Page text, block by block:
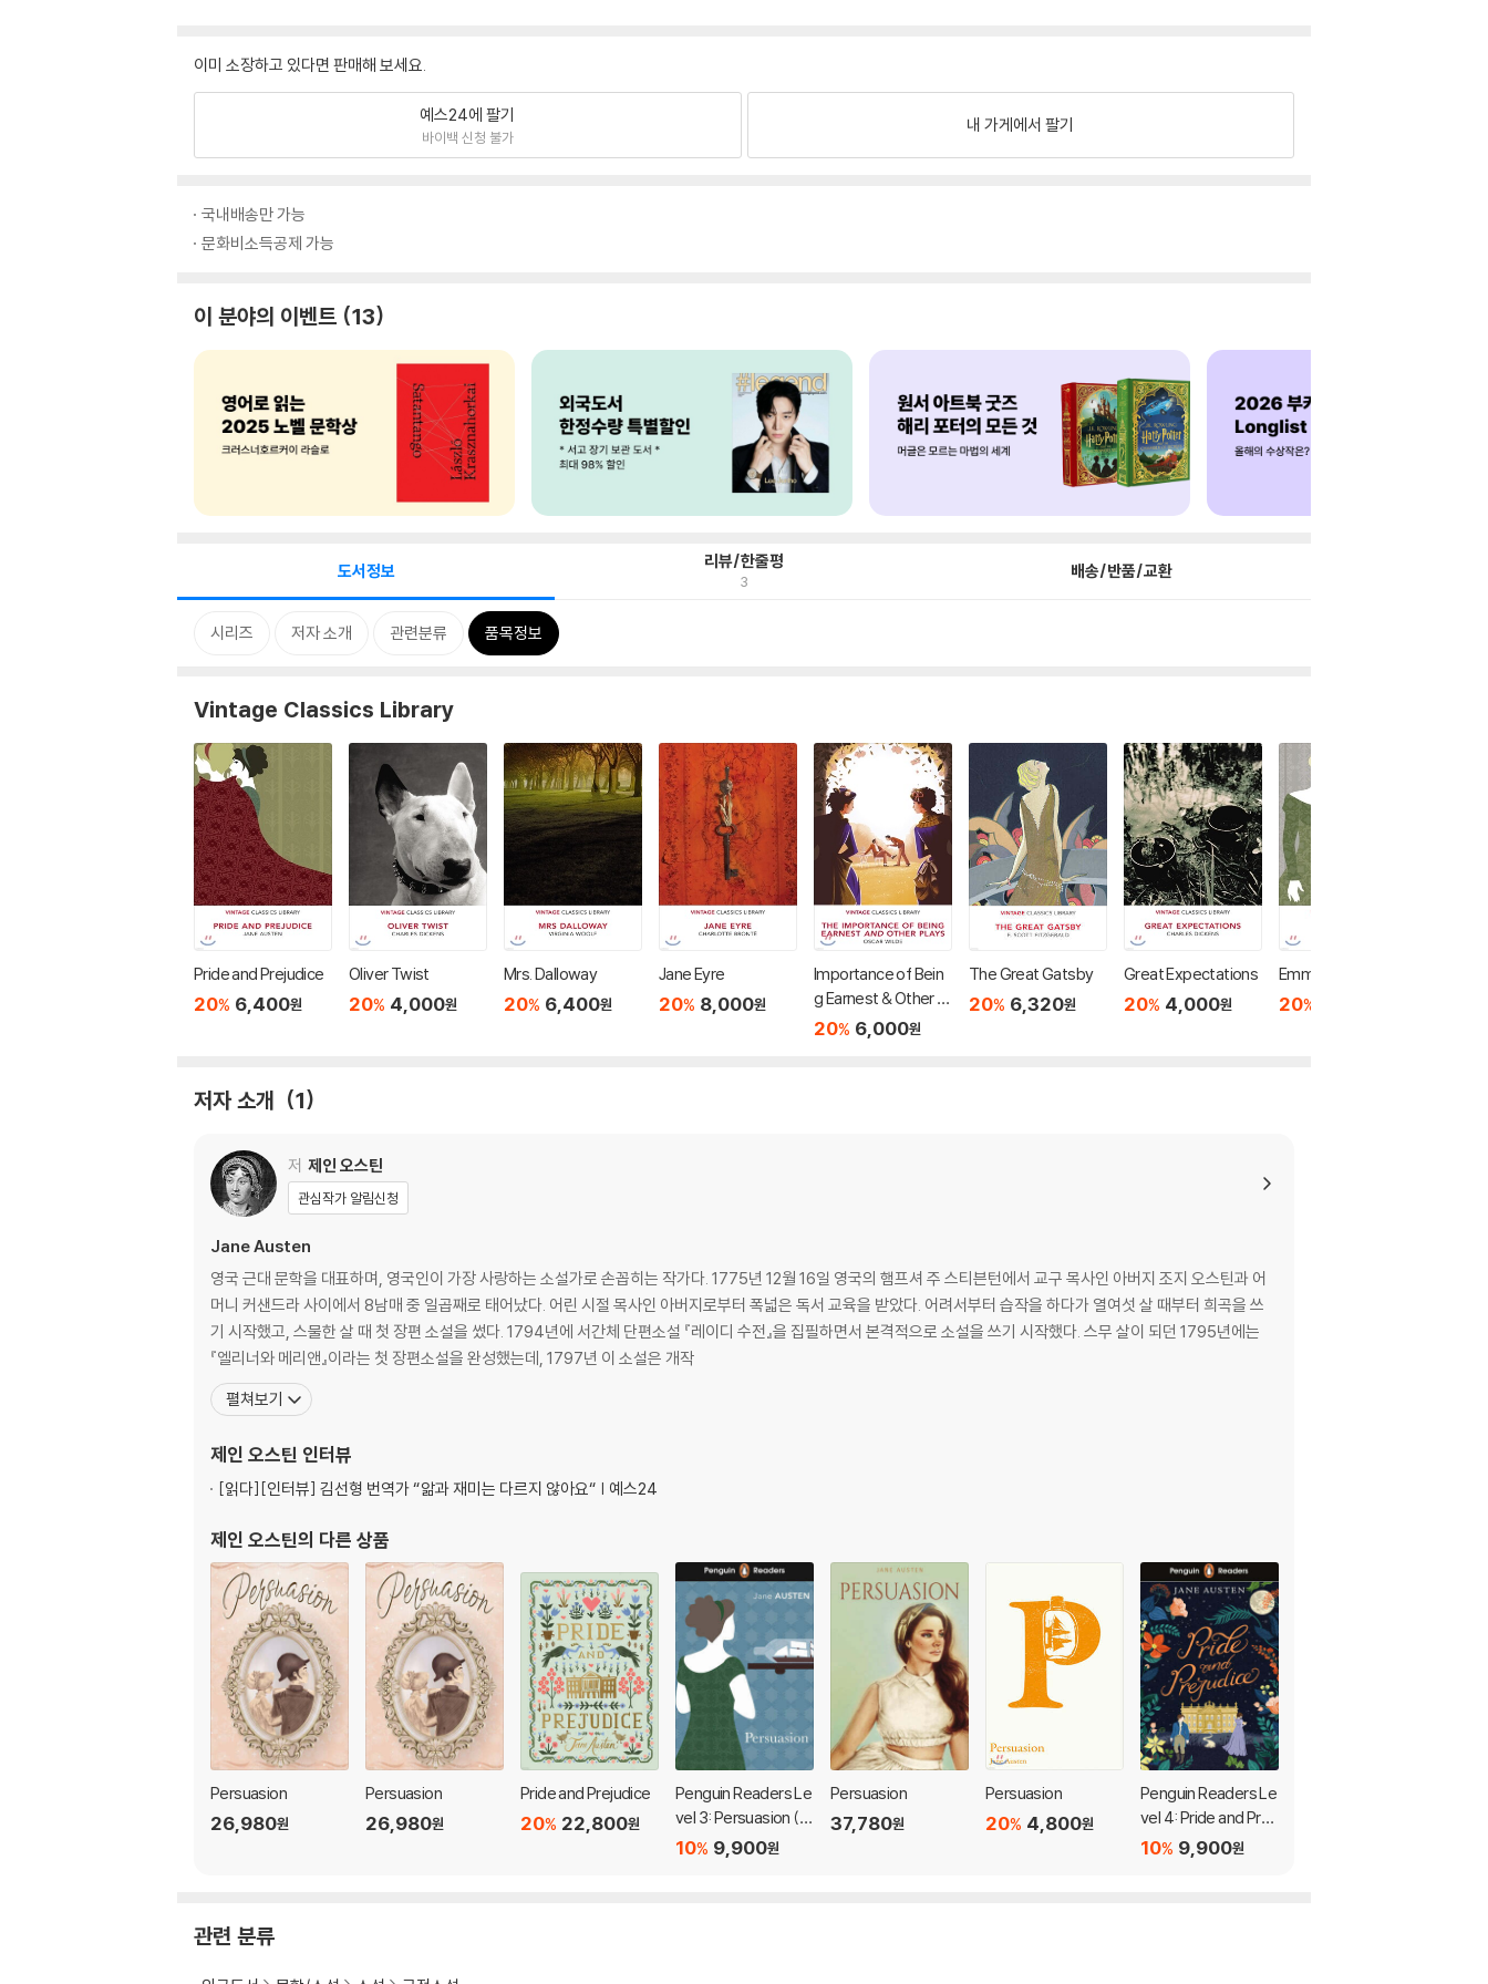
이미 소장하고 있다면 판매해 보세요.
예스24에 팔기
바이백 신청 불가
내 가게에서 팔기
국내배송만 가능
문화비소득공제 가능
이 분야의 이벤트 13
도서정보 리뷰/한줄평
3 배송/반품/교환
시리즈 저자 소개 관련분류 품목정보
Vintage Classics Library
Pride and Prejudice
20% 6,400원
Oliver Twist
20% 4,000원
Mrs. Dalloway
20% 6,400원
Jane Eyre
20% 8,000원
Importance of Bein
g Earnest & Other Pl
ay
20% 6,000원
The Great Gatsby
20% 6,320원
Great Expectations
20% 4,000원
Emma
20%
저자 소개 1
저 제인 오스틴
관심작가 알림신청
Jane Austen
영국 근대 문학을 대표하며, 영국인이 가장 사랑하는 소설가로 손꼽히는 작가다. 1775년 12월 16일 영국의 햄프셔 주 스티븐턴에서 교구 목사인 아버지 조지 오스틴과 어
머니 커샌드라 사이에서 8남매 중 일곱째로 태어났다. 어린 시절 목사인 아버지로부터 폭넓은 독서 교육을 받았다. 어려서부터 습작을 하다가 열여섯 살 때부터 희곡을 쓰
기 시작했고, 스물한 살 때 첫 장편 소설을 썼다. 1794년에 서간체 단편소설 『레이디 수전』을 집필하면서 본격적으로 소설을 쓰기 시작했다. 스무 살이 되던 1795년에는
『엘리너와 메리앤』이라는 첫 장편소설을 완성했는데, 1797년 이 소설은 개작
펼쳐보기
제인 오스틴 인터뷰
[읽다][인터뷰] 김선형 번역가 “앎과 재미는 다르지 않아요“ | 예스24
제인 오스틴의 다른 상품
Persuasion
26,980원
Persuasion
26,980원
Pride and Prejudice
22,800원
20%
Penguin Readers Le
vel 3: Persuasion (E
LT Graded Reader)
9,900원
10%
Persuasion
37,780원
Persuasion
4,800원
20%
Penguin Readers Le
vel 4: Pride and Prej
udice (ELT Graded
9,900원
10%
관련 분류